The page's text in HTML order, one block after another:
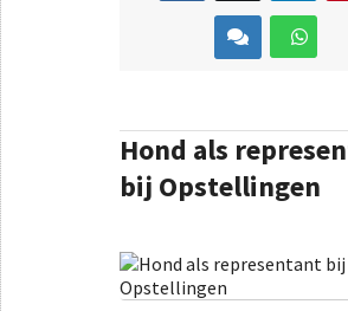
Hond als
bij Opstellingen